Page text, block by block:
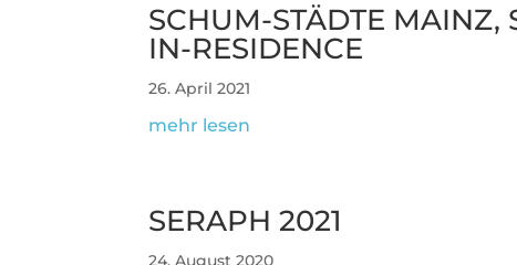
SCHUM-STÄDTE MAINZ,
IN-RESIDENCE
26. April 2021
mehr lesen
SERAPH 2021
24. August 2020